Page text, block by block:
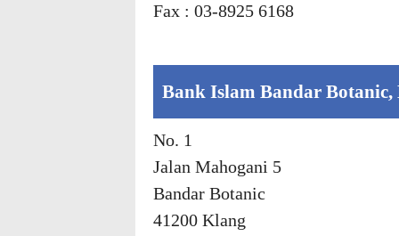
Fax : 03-8925 6168
Bank Islam Bandar Botanic,
No. 1
Jalan Mahogani 5
Bandar Botanic
41200 Klang